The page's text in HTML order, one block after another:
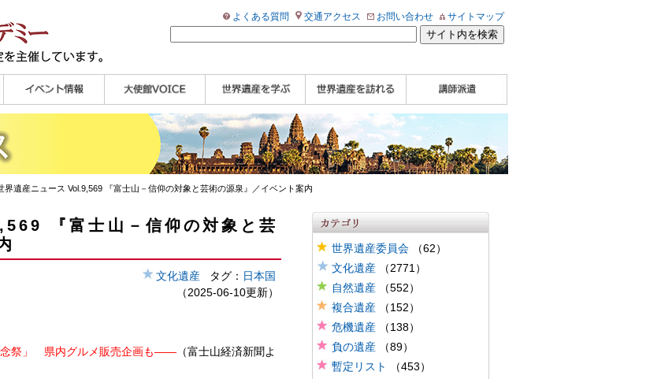
よくある質問 交通アクセス お問い合わせ サイトマップ
講演会
大使館セミナー
展示会
講座・セミナー
ツアー情報
イベントレポート 研究員ブログ
マイスターのささや
き
WHAフォトギャラリ
ー
世界遺産応援ブログ
世界遺産検定公式
HP
学習アシスト動画
世界遺産ナビ
【pamon】
WHA認定講師について
WHA認定講師 紹介
動画
WHA認定講師 紹介
記事（会報誌）
自治体・民間団体関
係者の方へ
企業関係者の方へ
学校・教育関係者の
方へ
界遺産ニュース Vol.9,569 『富士山－信仰の対象と芸術の源泉』／イベント案内
『富士山－信仰の対象と芸
文化遺産タグ： 日本国
（2025-06-10更新）
念祭」 県内グルメ販売企画も――（富士山経済新聞よ
世界遺産委員会（62）
文化遺産（2771）
自然遺産（552）
複合遺産（152）
危機遺産（138）
負の遺産（89）
暫定リスト
（453）